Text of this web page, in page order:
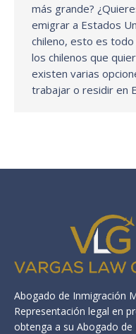
más grande?
emigrar a Estados
chileno, esto es
los chilenos que
existen varias
trabajar o residir en
Abogado de Inmigración
Representación legal en
obtenga a su Abogado de